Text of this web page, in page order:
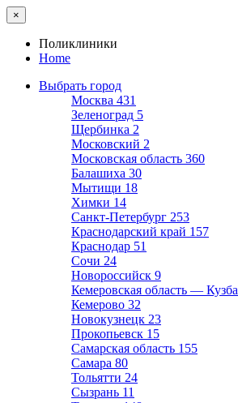
×
Поликлиники
Home
Выбрать город
Москва 431
Зеленоград 5
Щербинка 2
Московский 2
Московская область 360
Балашиха 30
Мытищи 18
Химки 14
Санкт-Петербург 253
Краснодарский край 157
Краснодар 51
Сочи 24
Новороссийск 9
Кемеровская область —
Кемерово 32
Новокузнецк 23
Прокопьевск 15
Самарская область 155
Самара 80
Тольятти 24
Сызрань 11